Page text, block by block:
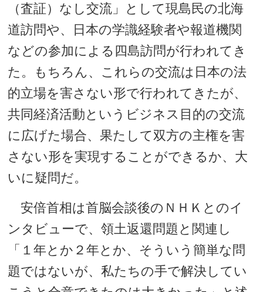
（査証）なし交流」として現島民の北海
道訪問や、日本の学識経験者や報道機関
などの参加による四島訪問が行われてき
た。もちろん、これらの交流は日本の法
的立場を害さない形で行われてきたが、
共同経済活動というビジネス目的の交流
に広げた場合、果たして双方の主権を害
さない形を実現することができるか、大
いに疑問だ。
安倍首相は首脳会談後のＮＨＫとのイ
ンタビューで、領土返還問題と関連し
「１年とか２年とか、そういう簡単な問
題ではないが、私たちの手で解決してい